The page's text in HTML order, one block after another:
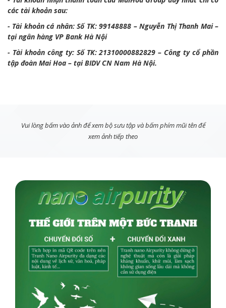
các tài khoản sau:
- Tài khoản cá nhân: Số TK: 99148888 – Nguyễn Thị Thanh Mai –
tại ngân hàng VP Bank Hà Nội
- Tài khoản công ty: Số TK: 21310000882829 – Công ty cổ phần
tập đoàn Mai Hoa – tại BIDV CN Nam Hà Nội.
Vui lòng bấm vào ảnh để xem bộ sưu tập và bấm phím mũi tên để
xem ảnh tiếp theo